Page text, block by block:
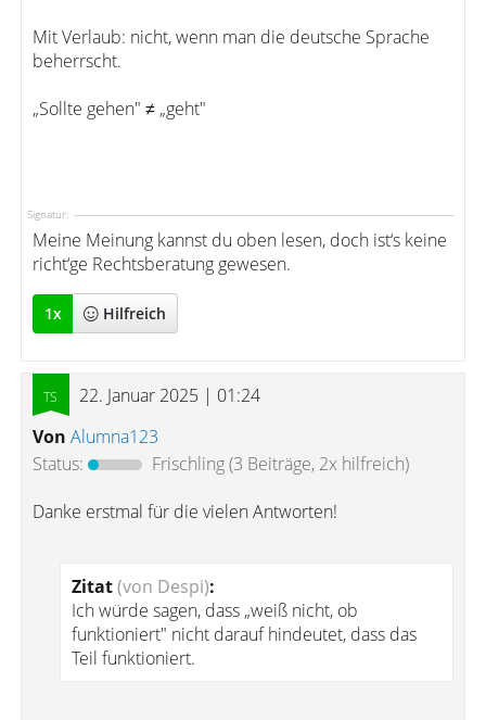
Mit Verlaub: nicht, wenn man die deutsche Sprache
beherrscht.
„Sollte gehen" ≠ „geht"
Signatur:
Meine Meinung kannst du oben lesen, doch ist‘s keine
richt‘ge Rechtsberatung gewesen.
1x Hilfreich
22. Januar 2025 | 01:24
Von Alumna123
Status:
Frischling(3 Beiträge, 2x hilfreich)
Danke erstmal für die vielen Antworten!
Zitat(von Despi):
Ich würde sagen, dass „weiß nicht, ob
funktioniert" nicht darauf hindeutet, dass das
Teil funktioniert.